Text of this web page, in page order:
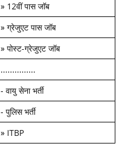
» 12वीं पास जॉब
» ग्रेजुएट पास जॉब
» पोस्ट-ग्रेजुएट जॉब
...............
- वायु सेना भर्ती
- पुलिस भर्ती
» ITBP